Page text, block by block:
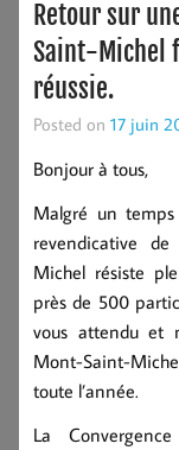
Retour sur
Saint-Michel
réussie.
Posted on 17 juin
Bonjour à tous,
Malgré un
revendicative
Michel résiste
près de 500
vous attendu et
Mont-Saint-
toute l’année.
La